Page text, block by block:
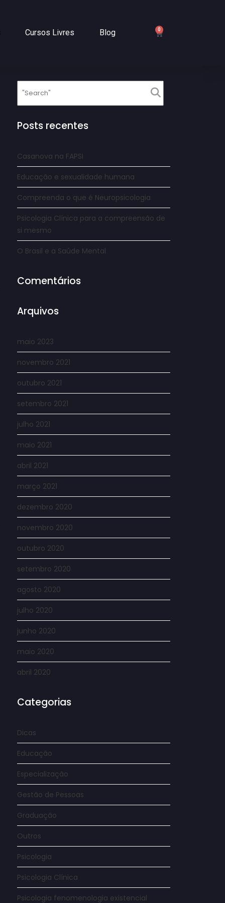
Cursos Livres Blog 0
Posts recentes
Casanova na FAPSI
Educação e sexualidade humana
Compreenda o que é Neuropsicologia
Psicologia Clínica para a compreensão de
si mesmo
O Brasil e a Saúde Mental
Comentários
Arquivos
maio 2023
novembro 2021
outubro 2021
setembro 2021
julho 2021
maio 2021
abril 2021
março 2021
dezembro 2020
novembro 2020
outubro 2020
setembro 2020
agosto 2020
julho 2020
junho 2020
maio 2020
abril 2020
Categorias
Dicas
Educação
Especialização
Gestão de Pessoas
Graduação
Outros
Psicologia
Psicologia Clínica
Psicologia fenomenologia existencial